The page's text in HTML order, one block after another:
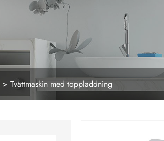
Tvättmaskin med toppladdning